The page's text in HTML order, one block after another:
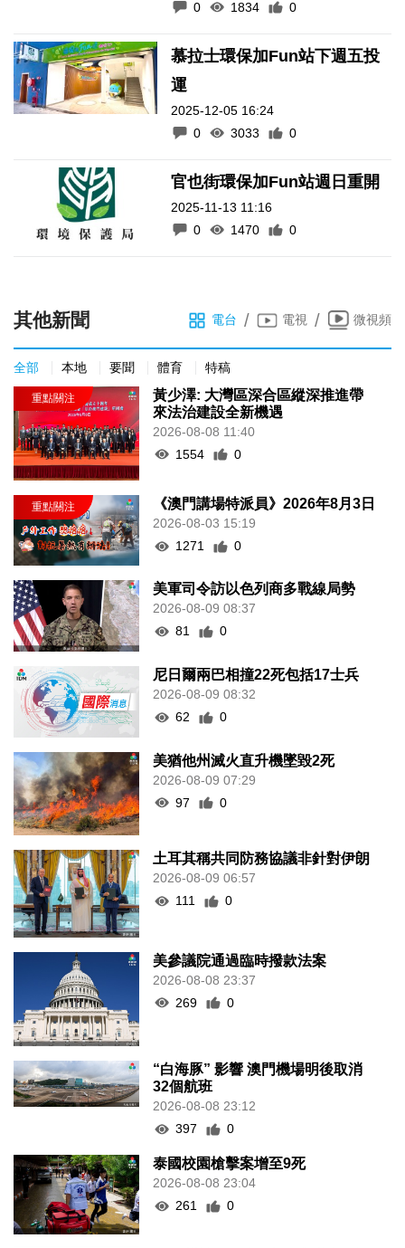
0 1834 0
慕拉士環保加Fun站下週五投
運
2025-12-05 16:24
0
3033 0
官也街環保加Fun站週日重開
2025-11-13 11:16
0
1470 0
其他新聞 電台 / 電視 / 微視頻
全部 本地 要聞 體育 特稿
黃少澤: 大灣區深合區縱深推進帶
來法治建設全新機遇
2026-08-08 11:40
1554
0
《澳門講場特派員》2026年8月3日
2026-08-03 15:19
1271
0
美軍司令訪以色列商多戰線局勢
2026-08-09 08:37
81
0
尼日爾兩巴相撞22死包括17士兵
2026-08-09 08:32
62
0
美猶他州滅火直升機墜毀2死
2026-08-09 07:29
97
0
土耳其稱共同防務協議非針對伊朗
2026-08-09 06:57
111
0
美參議院通過臨時撥款法案
2026-08-08 23:37
269
0
“白海豚” 影響 澳門機場明後取消
32個航班
2026-08-08 23:12
397
0
泰國校園槍擊案增至9死
2026-08-08 23:04
261
0